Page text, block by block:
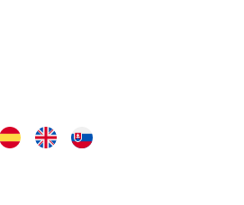
pocos minutos de recibir luz ya se pone en
La he estado probando en el balcón antes
y el rendimiento es bueno. La bomba tarda
y si ves que no rinde adecuadamente,
las instrucciones y vuelvela a montar;